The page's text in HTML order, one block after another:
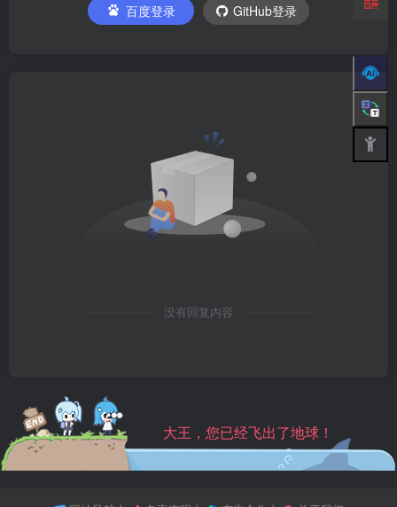
百度登录
GitHub登录
没有回复内容
大王，您已经飞出了地球！